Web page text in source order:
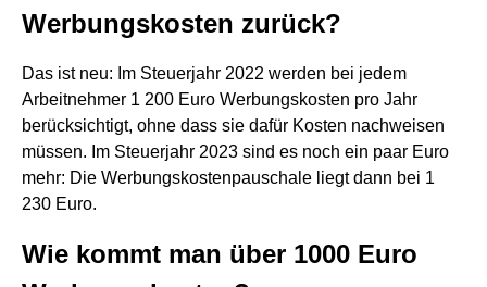
Werbungskosten zurück?
Das ist neu: Im Steuerjahr 2022 werden bei jedem
Arbeitnehmer 1 200 Euro Werbungskosten pro Jahr
berücksichtigt, ohne dass sie dafür Kosten nachweisen
müssen. Im Steuerjahr 2023 sind es noch ein paar Euro
mehr: Die Werbungskostenpauschale liegt dann bei 1
230 Euro.
Wie kommt man über 1000 Euro